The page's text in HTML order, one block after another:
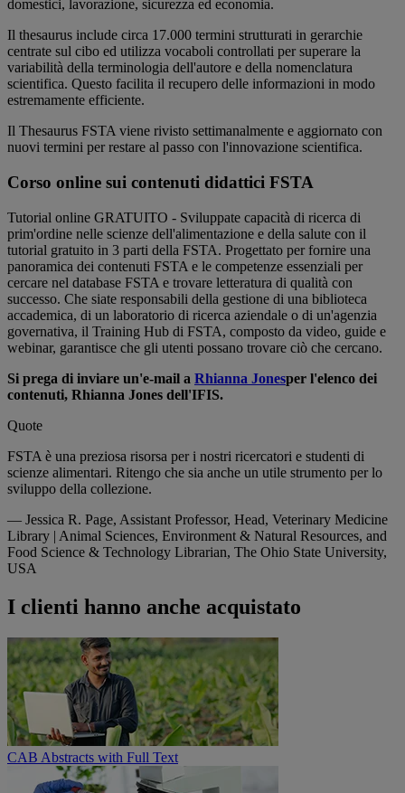
domestici, lavorazione, sicurezza ed economia.
Il thesaurus include circa 17.000 termini strutturati in gerarchie
centrate sul cibo ed utilizza vocaboli controllati per superare la
variabilità della terminologia dell'autore e della nomenclatura
scientifica. Questo facilita il recupero delle informazioni in modo
estremamente efficiente.
Il Thesaurus FSTA viene rivisto settimanalmente e aggiornato con
nuovi termini per restare al passo con l'innovazione scientifica.
Corso online sui contenuti didattici FSTA
Tutorial online GRATUITO - Sviluppate capacità di ricerca di
prim'ordine nelle scienze dell'alimentazione e della salute con il
tutorial gratuito in 3 parti della FSTA. Progettato per fornire una
panoramica dei contenuti FSTA e le competenze essenziali per
cercare nel database FSTA e trovare letteratura di qualità con
successo. Che siate responsabili della gestione di una biblioteca
accademica, di un laboratorio di ricerca aziendale o di un'agenzia
governativa, il Training Hub di FSTA, composto da video, guide e
webinar, garantisce che gli utenti possano trovare ciò che cercano.
Si prega di inviare un'e-mail a Rhianna Jonesper l'elenco dei
contenuti, Rhianna Jones dell'IFIS.
Quote
FSTA è una preziosa risorsa per i nostri ricercatori e studenti di
scienze alimentari. Ritengo che sia anche un utile strumento per lo
sviluppo della collezione.
— Jessica R. Page, Assistant Professor, Head, Veterinary Medicine
Library | Animal Sciences, Environment & Natural Resources, and
Food Science & Technology Librarian, The Ohio State University,
USA
I clienti hanno anche acquistato
CAB Abstracts with Full Text